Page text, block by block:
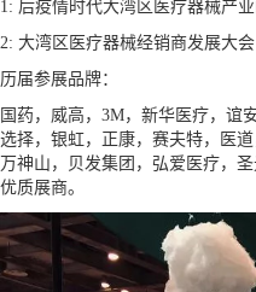
1: 后疫情时代大湾区医疗器械产
2: 大湾区医疗器械经销商发展大会
历届参展品牌：
国药，威高，3M，新华医疗，谊
选择，银虹，正康，赛夫特，医
万神山，贝发集团，弘爱医疗，
优质展商。